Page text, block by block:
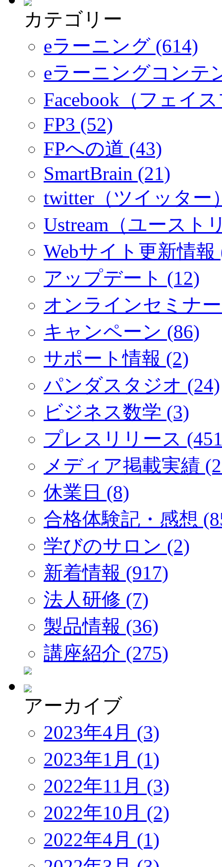
カテゴリー
eラーニング (614)
eラーニングコンテ
Facebook（フェイ
FP3 (52)
FPへの道 (43)
SmartBrain (21)
twitter（ツイッター
Ustream（ユースト
Webサイト更新情報
アップデート (12)
オンラインセミナ
キャンペーン (86)
サポート情報 (2)
パンダスタジオ (24)
ビジネス数学 (3)
プレスリリース
メディア掲載実績
休業日 (8)
合格体験記・感想
学びのサロン (2)
新着情報 (917)
法人研修 (7)
製品情報 (36)
講座紹介 (275)
アーカイブ
2023年4月 (3)
2023年1月 (1)
2022年11月 (3)
2022年10月 (2)
2022年4月 (1)